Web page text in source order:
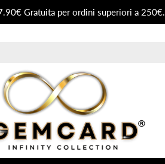
Gratuita per ordini superiori a 250€.